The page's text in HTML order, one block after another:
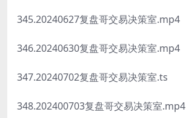
345.20240627复盘哥交易决策室.mp4
346.20240630复盘哥交易决策室.mp4
347.20240702复盘哥交易决策室.ts
348.202400703复盘哥交易决策室.mp4